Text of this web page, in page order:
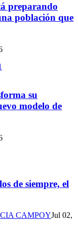
preparando
población que
su
modelo de
de siempre, el
CAMPOYJul 02,